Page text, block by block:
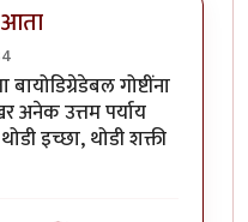
गोष्टींना
अनेक उत्तम पर्याय
इच्छा, थोडी शक्ती